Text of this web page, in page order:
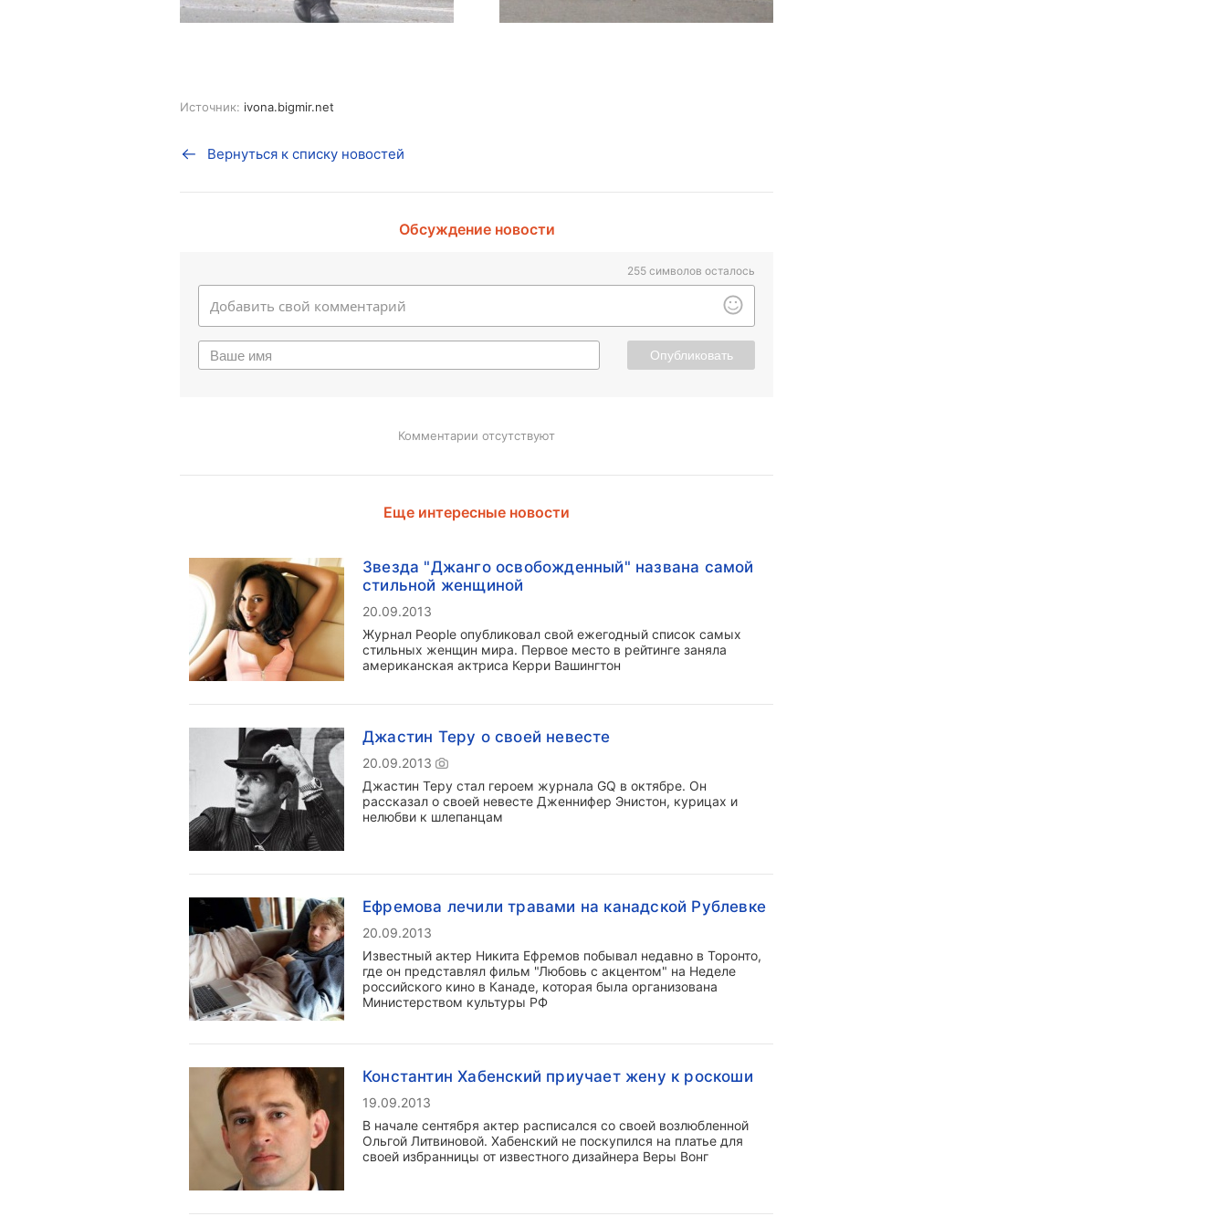
Источник: ivona.bigmir.net
Вернуться к списку новостей
Обсуждение новости
255 символов осталось
Опубликовать
Комментарии отсутствуют
Еще интересные новости
Звезда "Джанго освобожденный" названа самой
стильной женщиной
20.09.2013
Журнал People опубликовал свой ежегодный список самых
стильных женщин мира. Первое место в рейтинге заняла
американская актриса Керри Вашингтон
Джастин Теру о своей невесте
20.09.2013
Джастин Теру стал героем журнала GQ в октябре. Он
рассказал о своей невесте Дженнифер Энистон, курицах и
нелюбви к шлепанцам
Ефремова лечили травами на канадской Рублевке
20.09.2013
Известный актер Никита Ефремов побывал недавно в Торонто,
где он представлял фильм "Любовь с акцентом" на Неделе
российского кино в Канаде, которая была организована
Министерством культуры РФ
Константин Хабенский приучает жену к роскоши
19.09.2013
В начале сентября актер расписался со своей возлюбленной
Ольгой Литвиновой. Хабенский не поскупился на платье для
своей избранницы от известного дизайнера Веры Вонг